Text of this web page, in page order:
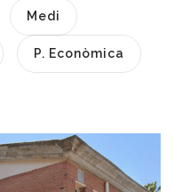
Medi
P. Econòmica